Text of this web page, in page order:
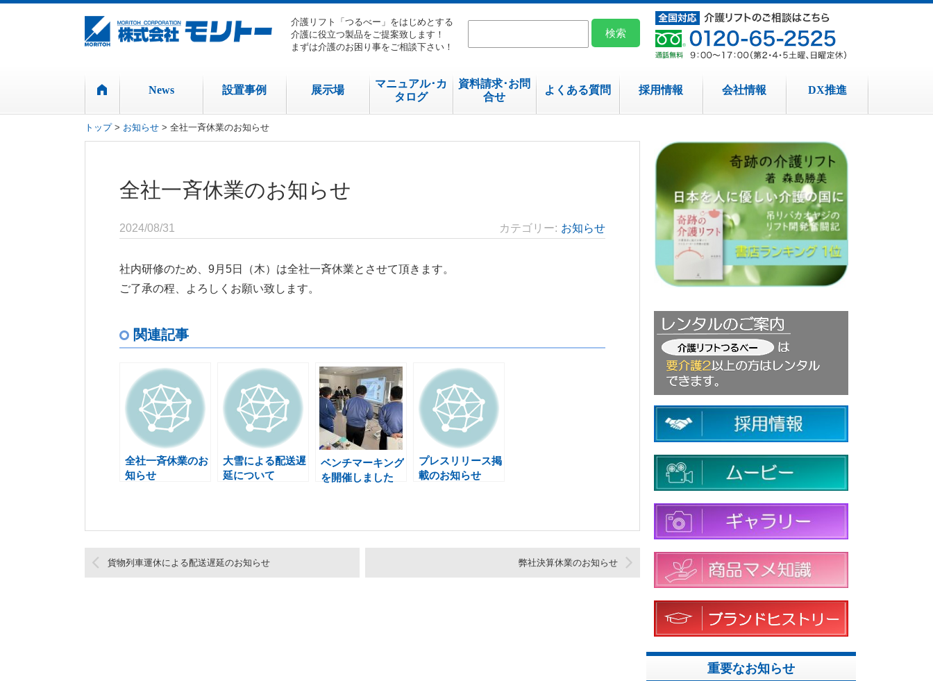
介護リフト「つるべー」をはじめとする
介護に役立つ製品をご提案致します！
まずは介護のお困り事をご相談下さい！
News 設置事例 展示場
マニュアル･カ
タログ
資料請求･お問
合せ
よくある質問 採用情報 会社情報 DX推進
トップ> お知らせ > 全社一斉休業のお知らせ
全社一斉休業のお知らせ
2024/08/31 カテゴリー お知らせ
社内研修のため、9月5日（木）は全社一斉休業とさせて頂きます。
ご了承の程、よろしくお願い致します。
関連記事
全社一斉休業のお
知らせ
大雪による配送遅
延について
ベンチマーキング
を開催しました
プレスリリース掲
載のお知らせ
貨物列車運休による配送遅延のお知らせ 弊社決算休業のお知らせ
重要なお知らせ